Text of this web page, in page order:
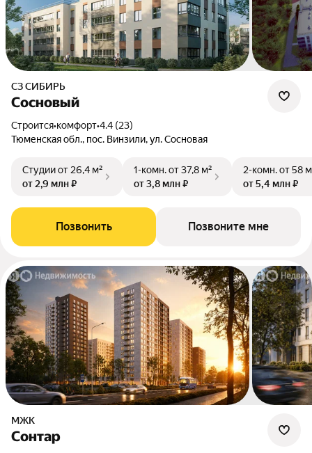
СЗ СИБИРЬ
Сосновый
Строится•комфорт•4.4 (23)
Тюменская обл., пос. Винзили, ул. Сосновая
Студииот 26,4 м²
от 2,9 млн ₽
1-комн.от 37,8 м²
от 3,8 млн ₽
2-комн.от 58
от 5,4 млн ₽
Позвонить Позвоните мне
МЖК
Сонтар